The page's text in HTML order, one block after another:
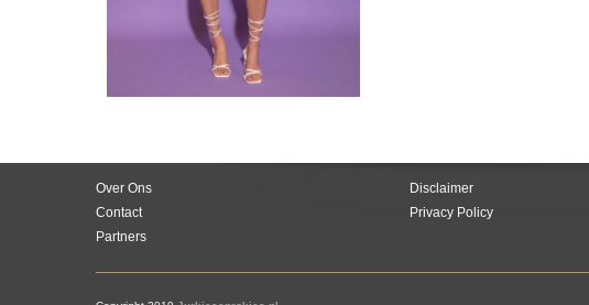
Over Ons
Disclaimer
Contact
Privacy Policy
Partners